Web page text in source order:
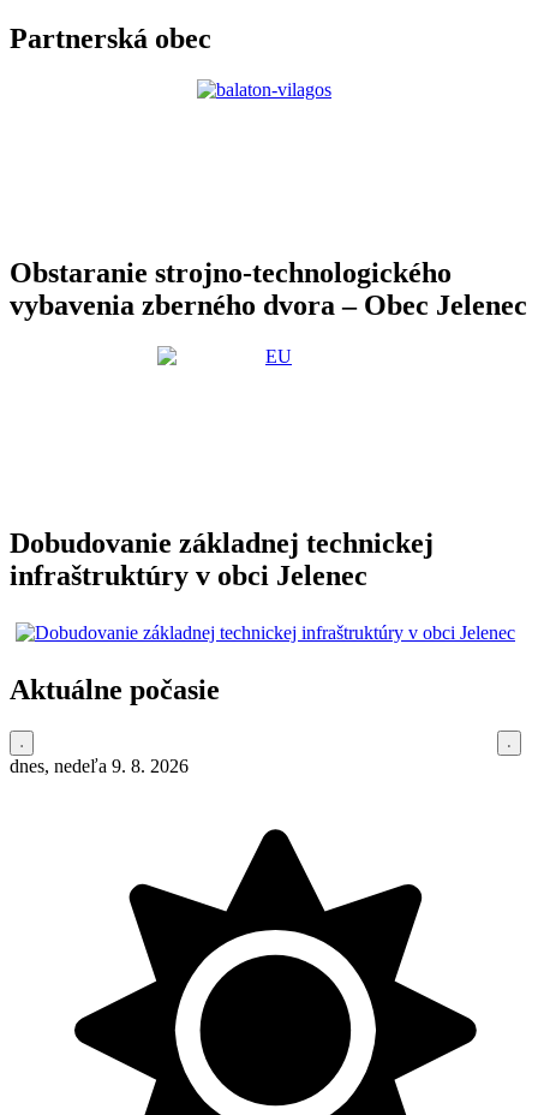
Partnerská obec
Obstaranie strojno-technologického
vybavenia zberného dvora – Obec Jelenec
Dobudovanie základnej technickej
infraštruktúry v obci Jelenec
Aktuálne počasie
dnes, nedeľa 9. 8. 2026